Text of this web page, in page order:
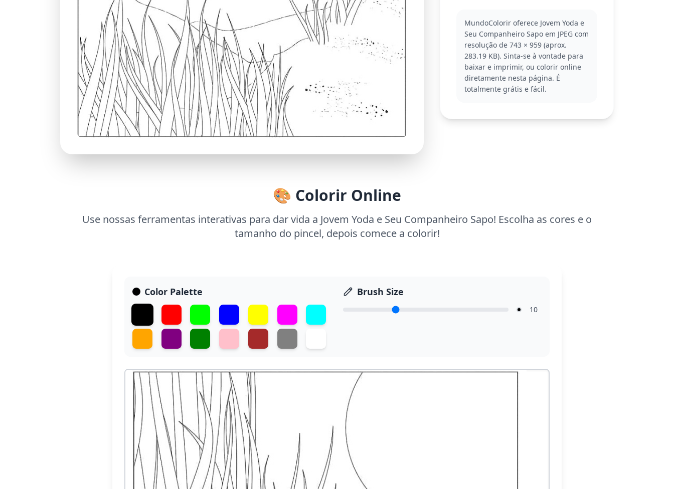
Este é um momento encantador do Bebê
Yoda, conhecido pela sua sabedoria e
carisma, mesmo em sua juventude. Parte
do universo de Star Wars, ele é uma
figura querida por todos. Se você gosta
deste estilo, poderá também gostar de
outras páginas de colorir do Bebê Yoda
MundoColorir oferece Jovem Yoda e
Seu Companheiro Sapo em JPEG com
resolução de 743 × 959 (aprox.
283.19 KB). Sinta-se à vontade para
baixar e imprimir, ou colorir online
diretamente nesta página. É
totalmente grátis e fácil.
🎨 Colorir Online
Use nossas ferramentas interativas para dar vida a Jovem Yoda e Seu Companheiro Sapo! Escolha as cores e o
tamanho do pincel, depois comece a colorir!
Color Palette Brush Size
10